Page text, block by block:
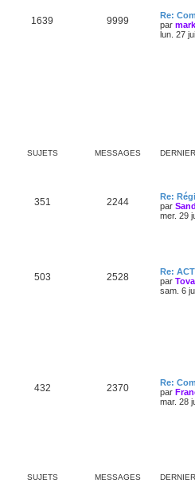
1639 9999
Re:
par
lun. 27
SUJETS MESSAGES
351 2244
Re:
par
mer. 29
503 2528
Re:
par
sam. 6
432 2370
Re:
par
mar. 28
SUJETS MESSAGES